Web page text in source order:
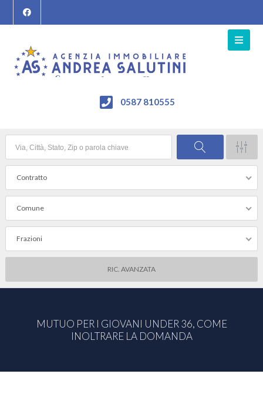
0587 810555
Contratto
Comune
Frazioni
RIC. AVANZATA
MUTUO PER I GIOVANI UNDER 36, COME
INOLTRARE LA DOMANDA